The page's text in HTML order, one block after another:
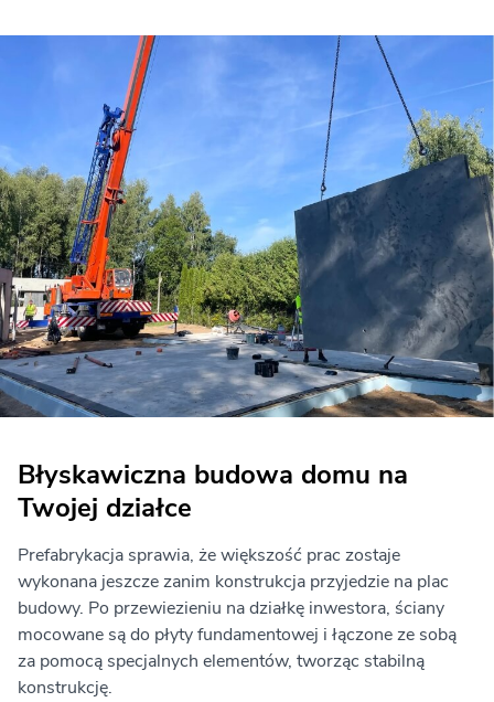
Błyskawiczna budowa domu na
Twojej działce
Prefabrykacja sprawia, że większość prac zostaje
wykonana jeszcze zanim konstrukcja przyjedzie na plac
budowy. Po przewiezieniu na działkę inwestora, ściany
mocowane są do płyty fundamentowej i łączone ze sobą
za pomocą specjalnych elementów, tworząc stabilną
konstrukcję.